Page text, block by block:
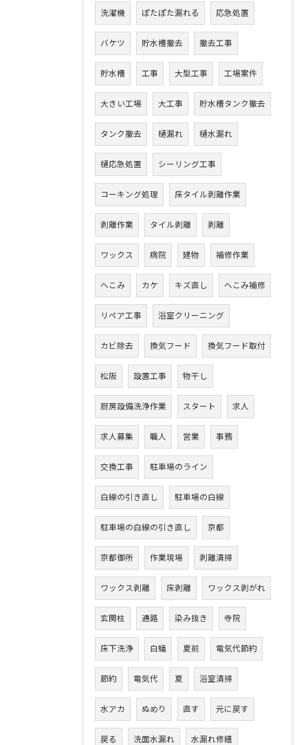
洗濯機 ぽたぽた漏れる 応急処置
バケツ 貯水槽撤去 撤去工事
貯水槽 工事 大型工事 工場案件
大きい工場 大工事 貯水槽タンク撤去
タンク撤去 樋漏れ 樋水漏れ
樋応急処置 シーリング工事
コーキング処理 床タイル剥離作業
剥離作業 タイル剥離 剥離
ワックス 病院 建物 補修作業
へこみ カケ キズ直し へこみ補修
リペア工事 浴室クリーニング
カビ除去 換気フード 換気フード取付
松阪 設置工事 物干し
厨房設備洗浄作業 スタート 求人
求人募集 職人 営業 事務
交換工事 駐車場のライン
白線の引き直し 駐車場の白線
駐車場の白線の引き直し 京都
京都御所 作業現場 剥離清掃
ワックス剥離 床剥離 ワックス剥がれ
玄関柱 通路 染み抜き 寺院
床下洗浄 白蟻 夏前 電気代節約
節約 電気代 夏 浴室清掃
水アカ ぬめり 直す 元に戻す
戻る 洗面水漏れ 水漏れ修繕